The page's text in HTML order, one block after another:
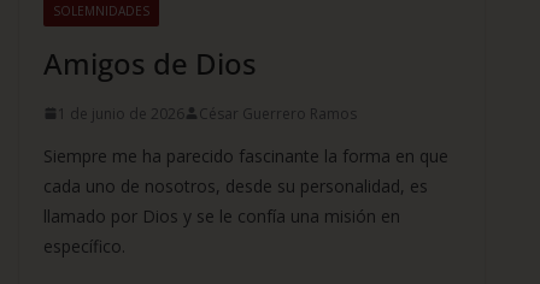
SOLEMNIDADES
Amigos de Dios
1 de junio de 2026 César Guerrero Ramos
Siempre me ha parecido fascinante la forma en que
cada uno de nosotros, desde su personalidad, es
llamado por Dios y se le confía una misión en
específico.